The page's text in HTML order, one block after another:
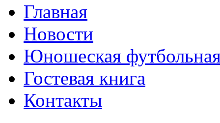
Главная
Новости
Юношеская
Гостевая книга
Контакты